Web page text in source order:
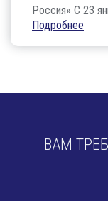
Россия» С 23
Подробнее
ВАМ